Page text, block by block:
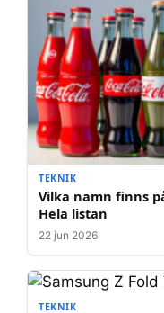
TEKNIK
Vilka namn finns
Hela listan
22 jun 2026
TEKNIK